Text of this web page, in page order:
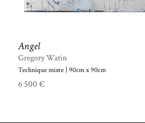
Angel
Gregory Watin
Technique mixte | 90cm x 90cm
6 500 €